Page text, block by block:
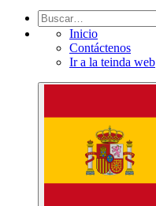
Inicio
Contáctenos
Ir a la teinda web